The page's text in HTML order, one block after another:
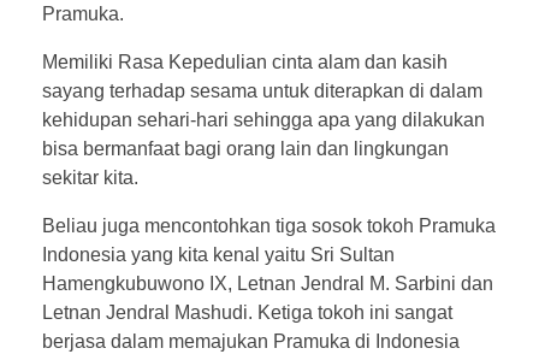
Pramuka.
Memiliki Rasa Kepedulian cinta alam dan kasih
sayang terhadap sesama untuk diterapkan di dalam
kehidupan sehari-hari sehingga apa yang dilakukan
bisa bermanfaat bagi orang lain dan lingkungan
sekitar kita.
Beliau juga mencontohkan tiga sosok tokoh Pramuka
Indonesia yang kita kenal yaitu Sri Sultan
Hamengkubuwono IX, Letnan Jendral M. Sarbini dan
Letnan Jendral Mashudi. Ketiga tokoh ini sangat
berjasa dalam memajukan Pramuka di Indonesia